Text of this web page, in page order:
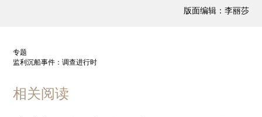
版面编辑：李丽莎
专题
监利沉船事件：调查进行时
相关阅读